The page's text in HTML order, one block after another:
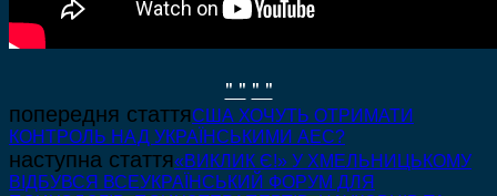
" " " "
попередня статтяСША ХОЧУТЬ ОТРИМАТИ
КОНТРОЛЬ НАД УКРАЇНСЬКИМИ АЕС?
наступна стаття«ВИКЛИК Є!» У ХМЕЛЬНИЦЬКОМУ
ВІДБУВСЯ ВСЕУКРАЇНСЬКИЙ ФОРУМ ДЛЯ